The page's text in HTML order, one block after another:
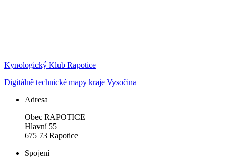
Kynologický Klub Rapotice
Digitálně technické mapy kraje Vysočina
Adresa
Obec RAPOTICE
Hlavní 55
675 73 Rapotice
Spojení